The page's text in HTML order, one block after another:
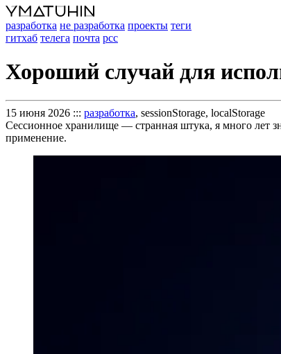
разработка не разработка проекты теги
гитхаб телега почта рсс
Хороший случай для
15 июня 2026 ::: разработка, sessionStorage, localStorage
Сессионное хранилище — странная штука, я много лет
применение.